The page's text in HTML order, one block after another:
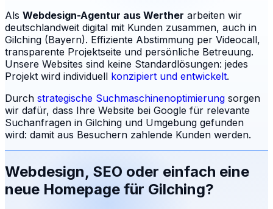
Als Webdesign-Agentur aus Werther arbeiten wir
deutschlandweit digital mit Kunden zusammen, auch in
Gilching (Bayern). Effiziente Abstimmung per Videocall,
transparente Projektseite und persönliche Betreuung.
Unsere Websites sind keine Standardlösungen: jedes
Projekt wird individuell konzipiert und entwickelt.
Durch strategische Suchmaschinenoptimierung sorgen
wir dafür, dass Ihre Website bei Google für relevante
Suchanfragen in Gilching und Umgebung gefunden
wird: damit aus Besuchern zahlende Kunden werden.
Webdesign, SEO oder einfach eine
neue Homepage für Gilching?